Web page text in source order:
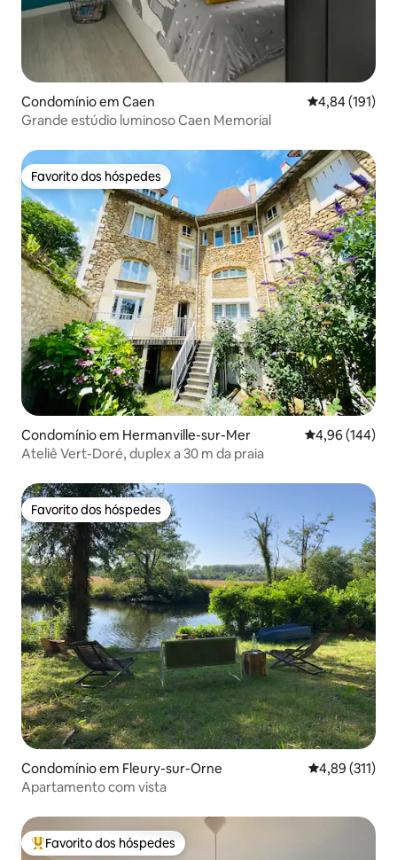
Condomínio em Caen Classificação
4,84 (191)
Grande estúdio luminoso Caen Memorial
Favorito dos hóspedes
Favorito dos hóspedes
Condomínio em Hermanville-sur-Mer Classificação
4,96 (144)
Ateliê Vert-Doré, duplex a 30 m da praia
Favorito dos hóspedes
Favorito dos hóspedes
Condomínio em Fleury-sur-Orne Classificação
4,89 (311)
Apartamento com vista
Favoritos dos hóspedes mais apreciados
Favorito dos hóspedes